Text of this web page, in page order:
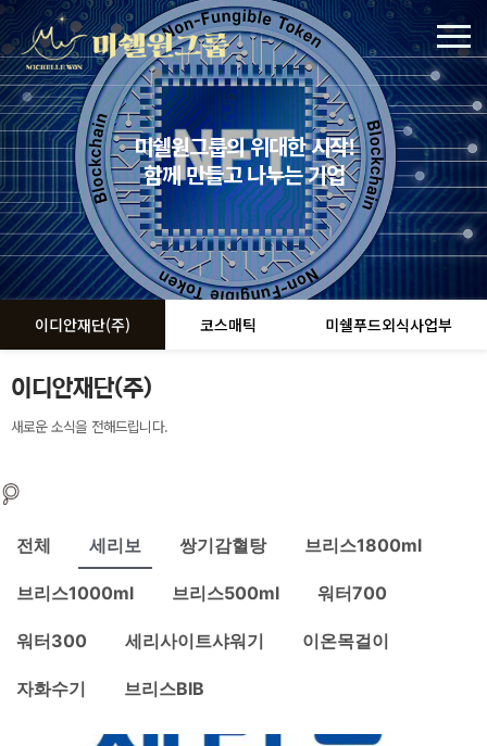
미쉘원그룹의 위대한 시작!
함께 만들고 나누는 기업
이디안재단(주) 코스매틱 미쉘푸드외식사업부
이디안재단(주)
새로운 소식을 전해드립니다.
전체 세리보 쌍기감혈탕 브리스1800ml
브리스1000ml 브리스500ml 워터700
워터300 세리사이트샤워기 이온목걸이
자화수기 브리스BIB